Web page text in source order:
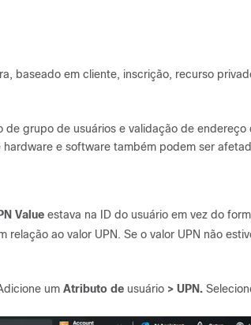
baseado em cliente, inscrição, recurso
grupo de usuários e validação de endereço
e software também podem ser
Value estava na ID do usuário em vez do
ao valor UPN. Se o valor UPN não
um Atributo de usuário > UPN.